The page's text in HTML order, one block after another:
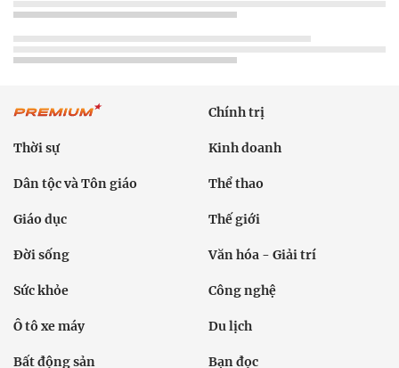
Chính trị
Thời sự Kinh doanh
Dân tộc và Tôn giáo Thể thao
Giáo dục Thế giới
Đời sống Văn hóa - Giải trí
Sức khỏe Công nghệ
Ô tô xe máy Du lịch
Bất động sản Bạn đọc